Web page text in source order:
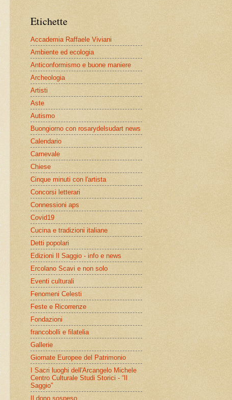
Etichette
Accademia Raffaele Viviani
Ambiente ed ecologia
Anticonformismo e buone maniere
Archeologia
Artisti
Aste
Autismo
Buongiorno con rosarydelsudart news
Calendario
Carnevale
Chiese
Cinque minuti con l'artista
Concorsi letterari
Connessioni aps
Covid19
Cucina e tradizioni italiane
Detti popolari
Edizioni Il Saggio - info e news
Ercolano Scavi e non solo
Eventi culturali
Fenomeni Celesti
Feste e Ricorrenze
Fondazioni
francobolli e filatelia
Gallerie
Giornate Europee del Patrimonio
I Sacri luoghi dell'Arcangelo Michele
Centro Culturale Studi Storici - “Il
Saggio”
Il dono sospeso